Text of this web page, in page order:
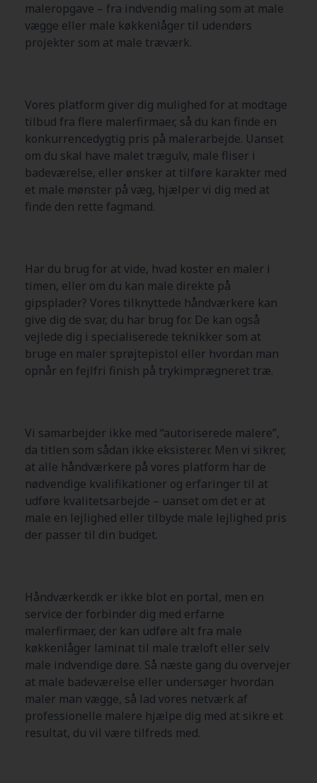
maleropgave – fra indvendig maling som at male
vægge eller male køkkenlåger til udendørs
projekter som at male træværk.
Vores platform giver dig mulighed for at modtage
tilbud fra flere malerfirmaer, så du kan finde en
konkurrencedygtig pris på malerarbejde. Uanset
om du skal have malet trægulv, male fliser i
badeværelse, eller ønsker at tilføre karakter med
et male mønster på væg, hjælper vi dig med at
finde den rette fagmand.
Har du brug for at vide, hvad koster en maler i
timen, eller om du kan male direkte på
gipsplader? Vores tilknyttede håndværkere kan
give dig de svar, du har brug for. De kan også
vejlede dig i specialiserede teknikker som at
bruge en maler sprøjtepistol eller hvordan man
opnår en fejlfri finish på trykimprægneret træ.
Vi samarbejder ikke med “autoriserede malere”,
da titlen som sådan ikke eksisterer. Men vi sikrer,
at alle håndværkere på vores platform har de
nødvendige kvalifikationer og erfaringer til at
udføre kvalitetsarbejde – uanset om det er at
male en lejlighed eller tilbyde male lejlighed pris
der passer til din budget.
Håndværker.dk er ikke blot en portal, men en
service der forbinder dig med erfarne
malerfirmaer, der kan udføre alt fra male
køkkenlåger laminat til male træloft eller selv
male indvendige døre. Så næste gang du overvejer
at male badeværelse eller undersøger hvordan
maler man vægge, så lad vores netværk af
professionelle malere hjælpe dig med at sikre et
resultat, du vil være tilfreds med.